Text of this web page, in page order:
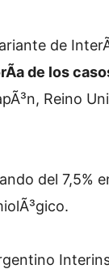
de
de los
Reino
del 7,5%